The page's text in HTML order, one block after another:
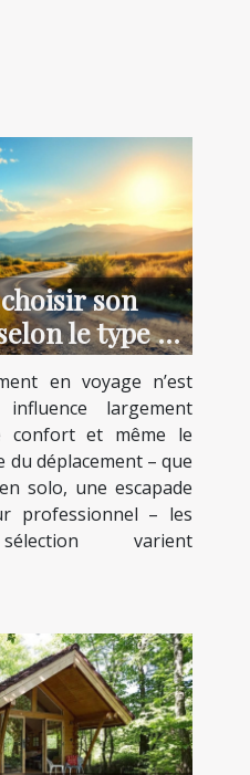
son
le type de
?
en voyage n’est
largement
confort et même le
du déplacement – que
solo, une escapade
professionnel – les
varient